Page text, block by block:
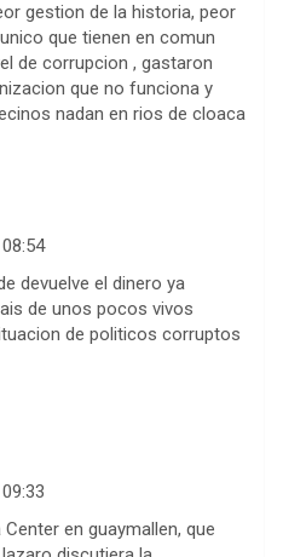
gestion de la historia, peor
que tienen en comun
de corrupcion , gastaron
que no funciona y
nadan en rios de cloaca
devuelve el dinero ya
de unos pocos vivos
de politicos corruptos
en guaymallen, que